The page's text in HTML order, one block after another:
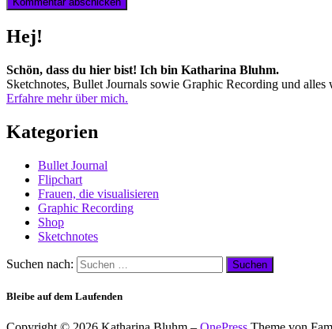
Hej!
Schön, dass du hier bist! Ich bin Katharina Bluhm.
Sketchnotes, Bullet Journals sowie Graphic Recording und
Erfahre mehr über mich.
Kategorien
Bullet Journal
Flipchart
Frauen, die visualisieren
Graphic Recording
Shop
Sketchnotes
Suchen nach:
Bleibe auf dem Laufenden